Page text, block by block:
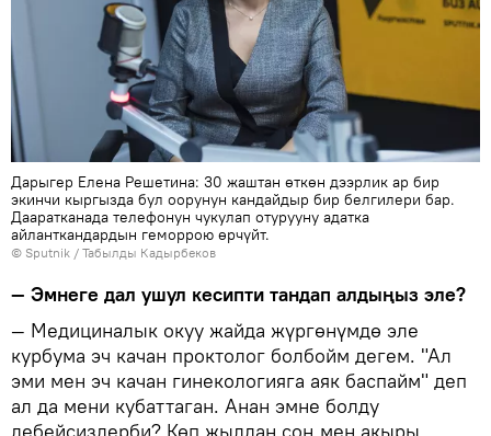
Дарыгер Елена Решетина: 30 жаштан өткөн дээрлик ар бир
экинчи кыргызда бул оорунун кандайдыр бир белгилери бар.
Дааратканада телефонун чукулап отурууну адатка
айланткандардын геморрою өрчүйт.
© Sputnik / Табылды Кадырбеков
— Эмнеге дал ушул кесипти тандап алдыңыз эле?
— Медициналык окуу жайда жүргөнүмдө эле
курбума эч качан проктолог болбойм дегем. "Ал
эми мен эч качан гинекологияга аяк баспайм" деп
ал да мени кубаттаган. Анан эмне болду